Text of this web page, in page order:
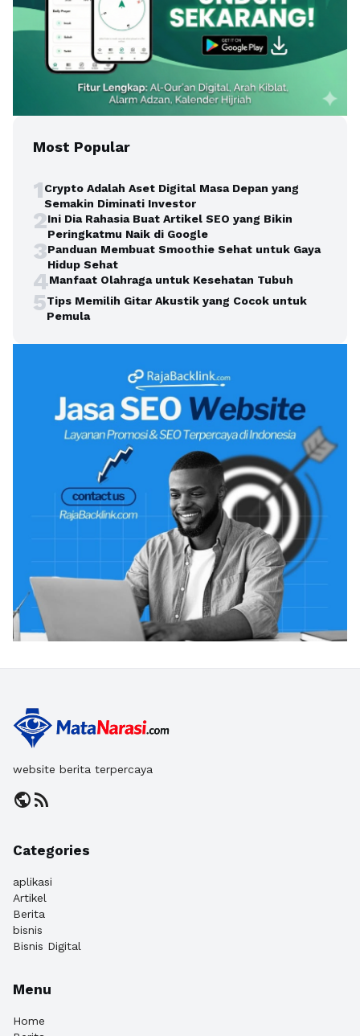
Most Popular
1Crypto Adalah Aset Digital Masa Depan yang
Semakin Diminati Investor
2Ini Dia Rahasia Buat Artikel SEO yang Bikin
Peringkatmu Naik di Google
3Panduan Membuat Smoothie Sehat untuk Gaya
Hidup Sehat
4Manfaat Olahraga untuk Kesehatan Tubuh
5Tips Memilih Gitar Akustik yang Cocok untuk
Pemula
website berita terpercaya
publicrss_feed
Categories
aplikasi
Artikel
Berita
bisnis
Bisnis Digital
Menu
Home